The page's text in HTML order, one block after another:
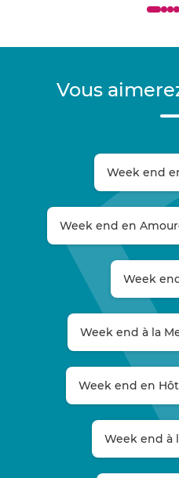
Vous
Week end
Week end en
Week
Week end à la
Week end en
Week end à